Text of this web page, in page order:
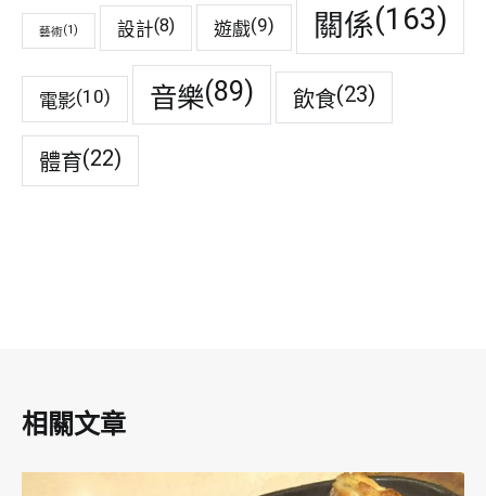
藝術(1) 設計(8) 遊戲(9) 關係(163)
電影(10) 音樂(89) 飲食(23)
體育(22)
相關文章